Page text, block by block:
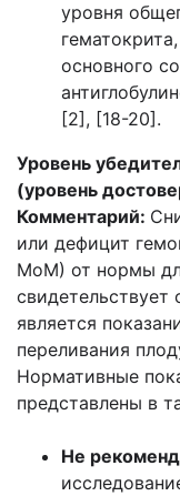
уровня
основного
[2], [18-20].
Уровень
(уровень
Комментарий:
или дефицит
МоМ) от нормы
является
переливания
Нормативные
представлены в
Не